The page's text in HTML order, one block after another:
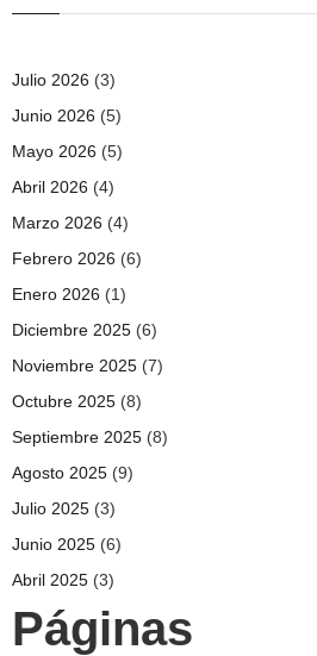
Julio 2026 (3)
Junio 2026 (5)
Mayo 2026 (5)
Abril 2026 (4)
Marzo 2026 (4)
Febrero 2026 (6)
Enero 2026 (1)
Diciembre 2025 (6)
Noviembre 2025 (7)
Octubre 2025 (8)
Septiembre 2025 (8)
Agosto 2025 (9)
Julio 2025 (3)
Junio 2025 (6)
Abril 2025 (3)
Páginas